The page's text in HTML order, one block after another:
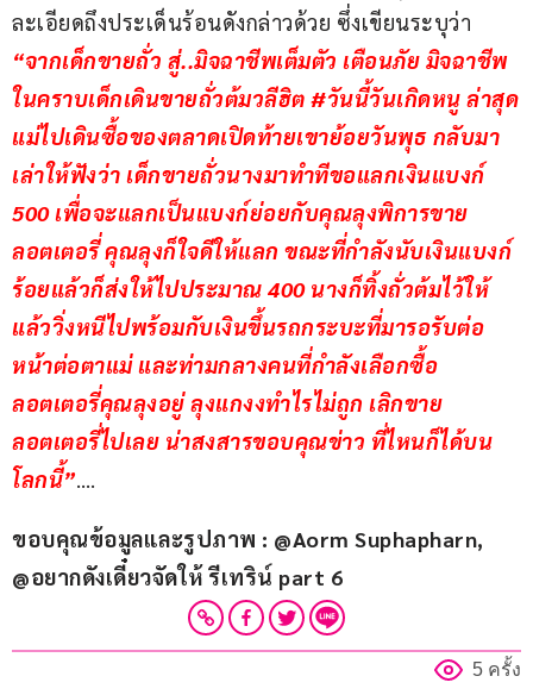
ละเอียดถึงประเด็นร้อนดังกล่าวด้วย ซึ่งเขียนระบุว่า
“จากเด็กขายถั่ว สู่..มิจฉาชีพเต็มตัว เตือนภัย มิจฉาชีพ
ในคราบเด็กเดินขายถั่วต้มวลีฮิต #วันนี้วันเกิดหนู ล่าสุด
แม่ไปเดินซื้อของตลาดเปิดท้ายเขาย้อยวันพุธ กลับมา
เล่าให้ฟังว่า เด็กขายถั่วนางมาทำทีขอแลกเงินแบงก์
500 เพื่อจะแลกเป็นแบงก์ย่อยกับคุณลุงพิการขาย
ลอตเตอรี่ คุณลุงก็ใจดีให้แลก ขณะที่กำลังนับเงินแบงก์
ร้อยแล้วก็ส่งให้ไปประมาณ 400 นางก็ทิ้งถั่วต้มไว้ให้
แล้ววิ่งหนีไปพร้อมกับเงินขึ้นรถกระบะที่มารอรับต่อ
หน้าต่อตาแม่ และท่ามกลางคนที่กำลังเลือกซื้อ
ลอตเตอรี่คุณลุงอยู่ ลุงแกงงทำไรไม่ถูก เลิกขาย
ลอตเตอรี่ไปเลย น่าสงสารขอบคุณข่าว ที่ไหนก็ได้บน
โลกนี้”….
ขอบคุณข้อมูลและรูปภาพ : @Aorm Suphapharn,
@อยากดังเดี๋ยวจัดให้ รีเทริน์ part 6
5 ครั้ง